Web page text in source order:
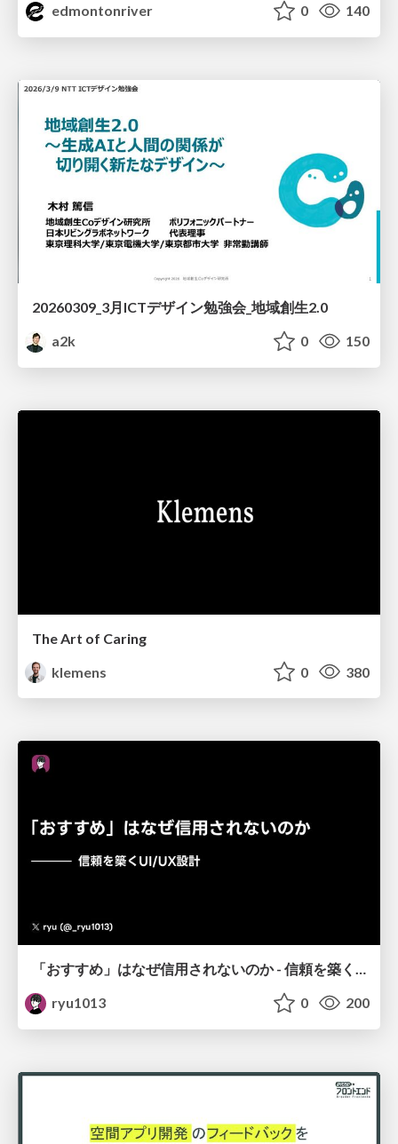
edmontonriver
0 140
20260309_3月ICTデザイン勉強会_地域創生2.0
a2k
0 150
The Art of Caring
klemens
0 380
「おすすめ」はなぜ信用されないのか - 信頼を築くUI/UX設計
ryu1013
0 200